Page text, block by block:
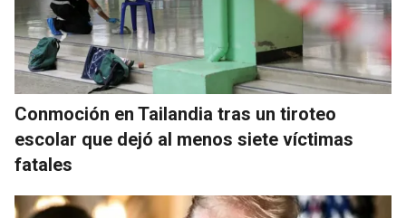
Conmoción en Tailandia tras un tiroteo
escolar que dejó al menos siete víctimas
fatales